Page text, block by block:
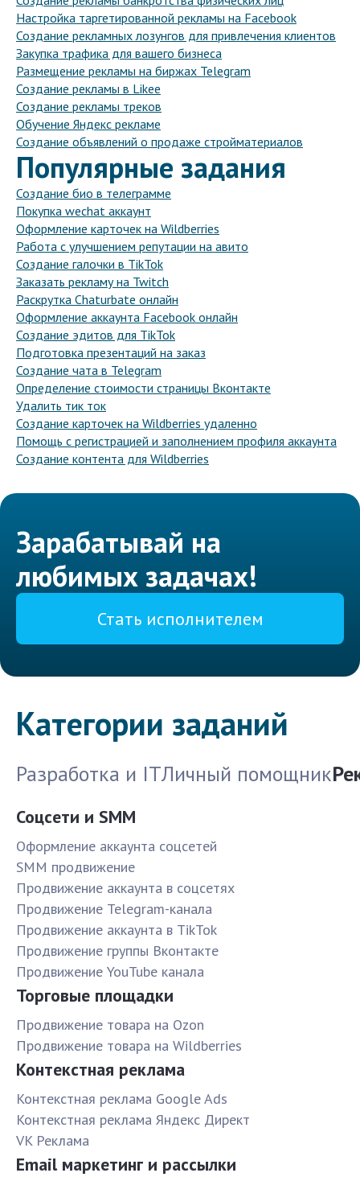
Настройка таргетированной рекламы на Facebook
Создание рекламных лозунгов для привлечения клиентов
Закупка трафика для вашего бизнеса
Размещение рекламы на биржах Telegram
Создание рекламы в Likee
Создание рекламы треков
Обучение Яндекс рекламе
Создание объявлений о продаже стройматериалов
Популярные задания
Создание био в телеграмме
Покупка wechat аккаунт
Оформление карточек на Wildberries
Работа с улучшением репутации на авито
Создание галочки в TikTok
Заказать рекламу на Twitch
Раскрутка Chaturbate онлайн
Оформление аккаунта Facebook онлайн
Создание эдитов для TikTok
Подготовка презентаций на заказ
Создание чата в Telegram
Определение стоимости страницы Вконтакте
Удалить тик ток
Создание карточек на Wildberries удаленно
Помощь с регистрацией и заполнением профиля аккаунта
Создание контента для Wildberries
Зарабатывай на
любимых задачах!
Стать исполнителем
Категории заданий
Разработка и ITЛичный помощник
Соцсети и SMM
Оформление аккаунта соцсетей
SMM продвижение
Продвижение аккаунта в соцсетях
Продвижение Telegram-канала
Продвижение аккаунта в TikTok
Продвижение группы Вконтакте
Продвижение YouTube канала
Торговые площадки
Продвижение товара на Ozon
Продвижение товара на Wildberries
Контекстная реклама
Контекстная реклама Google Ads
Контекстная реклама Яндекс Директ
VK Реклама
Email маркетинг и рассылки